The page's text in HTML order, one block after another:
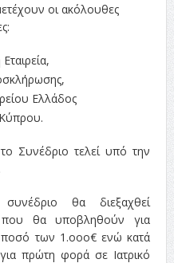
οι ακόλουθες
Ελλάδος
Κύπρου.
Συνέδριο τελεί υπό την
θα διεξαχθεί
που θα υποβληθούν για
ποσό των 1.οοο€ ενώ κατά
πρώτη φορά σε Ιατρικό